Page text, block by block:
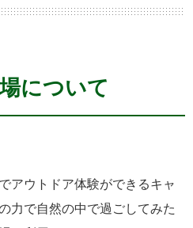
について
アウトドア体験ができるキャ
力で自然の中で過ごしてみた